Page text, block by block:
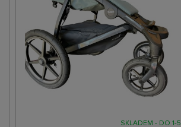
SKLADEM - DO 1-5